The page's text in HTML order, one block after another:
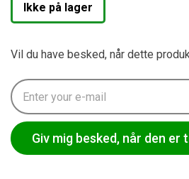
Ikke på lager
Vil du have besked, når dette
Giv mig besked, når den er